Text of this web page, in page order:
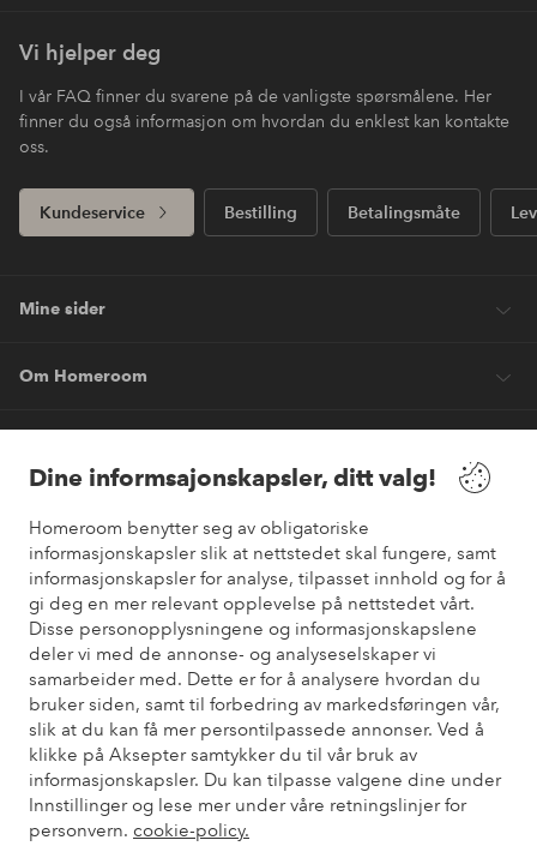
Dine informsajonskapsler, ditt valg!
Homeroom benytter seg av obligatoriske
informasjonskapsler slik at nettstedet skal fungere, samt
informasjonskapsler for analyse, tilpasset innhold og for å
gi deg en mer relevant opplevelse på nettstedet vårt.
Disse personopplysningene og informasjonskapslene
deler vi med de annonse- og analyseselskaper vi
samarbeider med. Dette er for å analysere hvordan du
bruker siden, samt til forbedring av markedsføringen vår,
slik at du kan få mer persontilpassede annonser. Ved å
klikke på Aksepter samtykker du til vår bruk av
informasjonskapsler. Du kan tilpasse valgene dine under
Innstillinger og lese mer under våre retningslinjer for
personvern. cookie-policy.
Vi hjelper deg
I vår FAQ finner du svarene på de vanligste spørsmålene. Her
finner du også informasjon om hvordan du enklest kan kontakte
oss.
Kundeservice Bestilling Betalingsmåte
Mine sider
Om Homeroom
Venner
Sikre betalinger
Vil du vite mer om våre betalingsalternativer?
elpy